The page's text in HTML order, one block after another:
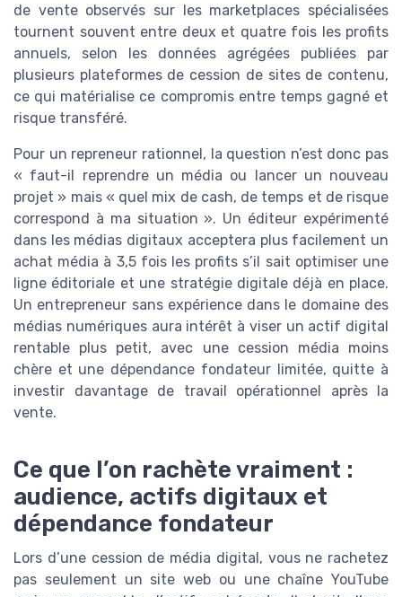
de vente observés sur les marketplaces spécialisées
tournent souvent entre deux et quatre fois les profits
annuels, selon les données agrégées publiées par
plusieurs plateformes de cession de sites de contenu,
ce qui matérialise ce compromis entre temps gagné et
risque transféré.
Pour un repreneur rationnel, la question n’est donc pas
« faut-il reprendre un média ou lancer un nouveau
projet » mais « quel mix de cash, de temps et de risque
correspond à ma situation ». Un éditeur expérimenté
dans les médias digitaux acceptera plus facilement un
achat média à 3,5 fois les profits s’il sait optimiser une
ligne éditoriale et une stratégie digitale déjà en place.
Un entrepreneur sans expérience dans le domaine des
médias numériques aura intérêt à viser un actif digital
rentable plus petit, avec une cession média moins
chère et une dépendance fondateur limitée, quitte à
investir davantage de travail opérationnel après la
vente.
Ce que l’on rachète vraiment :
audience, actifs digitaux et
dépendance fondateur
Lors d’une cession de média digital, vous ne rachetez
pas seulement un site web ou une chaîne YouTube